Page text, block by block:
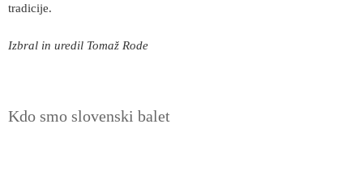
tradicije.
Izbral in uredil Tomaž Rode
Kdo smo slovenski balet